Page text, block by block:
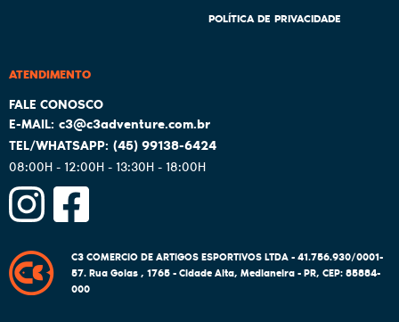
POLÍTICA DE PRIVACIDADE
ATENDIMENTO
(45)99138-6424
08:00H - 12:00H - 13:30H - 18:00H
c3@c3adventure.com.br
C3 COMERCIO DE ARTIGOS ESPORTIVOS LTDA - 41.756.930/0001-
57.Rua Goias , 1765-Cidade Alta, Medianeira-PR, CEP: 85884-
000